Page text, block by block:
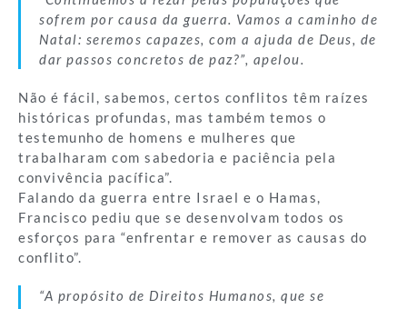
sofrem por causa da guerra. Vamos a caminho de
Natal: seremos capazes, com a ajuda de Deus, de
dar passos concretos de paz?”, apelou.
Não é fácil, sabemos, certos conflitos têm raízes
históricas profundas, mas também temos o
testemunho de homens e mulheres que
trabalharam com sabedoria e paciência pela
convivência pacífica”.
Falando da guerra entre Israel e o Hamas,
Francisco pediu que se desenvolvam todos os
esforços para “enfrentar e remover as causas do
conflito”.
“A propósito de Direitos Humanos, que se